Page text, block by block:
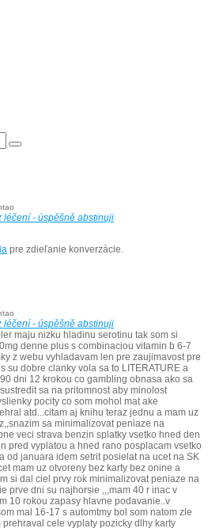
léčení - úspěšně abstinuji
pre zdieľanie konverzácie.
léčení - úspěšně abstinuji
maju nizku hladinu serotinu tak som si
denne plus s combinaciou vitamin b 6-7
z webu vyhladavam len pre zaujimavost pre
su dobre clanky vola sa to LITERATURE a
dni 12 krokou co gambling obnasa ako sa
sa na pritomnost aby minolost
pocity co som mohol mat ake
atd...citam aj knihu teraz jednu a mam uz
sa minimalizovat peniaze na
veci strava benzin splatky vsetko hned den
pred vyplatou a hned rano posplacam vsetko
od januara idem setrit posielat na ucet na SK
mam uz otvoreny bez karty bez onine a
si dal ciel prvy rok minimalizovat peniaze na
prve dni su najhorsie ,,,mam 40 r inac v
10 rokou zapasy hlavne podavanie..v
mal 16-17 s automtmy bol som natom zle
cele vyplaty pozicky dlhy karty